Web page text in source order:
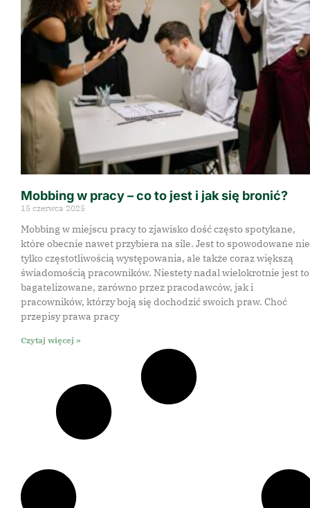
Mobbing w pracy – co to jest i jak się bronić?
15 czerwca 2025
Mobbing w miejscu pracy to zjawisko dość często spotykane,
które obecnie nawet przybiera na sile. Jest to spowodowane nie
tylko częstotliwością występowania, ale także coraz większą
świadomością pracowników. Niestety nadal wielokrotnie jest to
bagatelizowane, zarówno przez pracodawców, jak i
pracowników, którzy boją się dochodzić swoich praw. Choć
przepisy prawa pracy
Czytaj więcej »